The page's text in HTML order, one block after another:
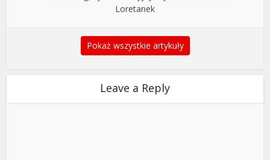
Loretanek
Pokaż wszystkie artykuły
Leave a Reply